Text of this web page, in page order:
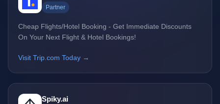
Partner
Cheap Flights/Hotel Booking - Get Immediate Discounts
On Your Next Flight & Hotel Bookings!
Visit Trip.com Today →
Spiky.ai